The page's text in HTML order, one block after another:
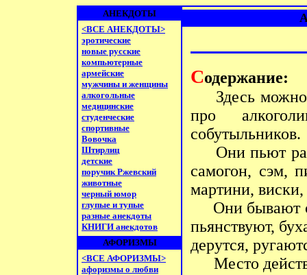
АНЕКДОТЫ
<ВСЕ АНЕКДОТЫ>
эротические
новые русские
компьютерные
армейские
мужчины и женщины
алкогольные
медицинские
студенческие
спортивные
Вовочка
Штирлиц
детские
поручик Ржевский
животные
черный юмор
глупые и тупые
разные анекдоты
КНИГИ анекдотов
АФОРИЗМЫ
<ВСЕ АФОРИЗМЫ>
афоризмы о любви
Содержание:
Здесь можно
про
собутыльников.
Они пьют
самогон, сэм,
мартини,
Они бывают с
пьянствуют,
дерутся,
Место